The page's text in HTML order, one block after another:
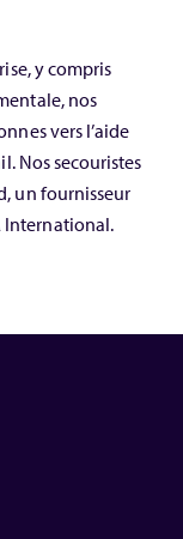
y compris
nos
vers l’aide
Nos secouristes
un fournisseur
International.